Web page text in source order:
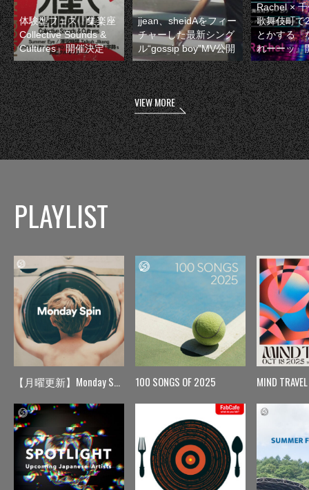
体験型フェス『集楽座
Collective Sounds &
Cultures』開催決定
jjean、sheidAをフィー
チャーした最新シング
ル“gossip boy”MV公開
Rachel ×
歌舞伎町で
とかする『
れーーッ』
VIEW MORE
PLAYLIST
【月曜更新】Monday Spin 100 SONGS OF 2025 MIND TRAVEL